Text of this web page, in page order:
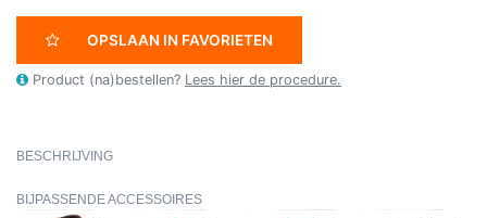
OPSLAAN IN FAVORIETEN
Product (na)bestellen? Lees hier de procedure.
BESCHRIJVING
BIJPASSENDE ACCESSOIRES